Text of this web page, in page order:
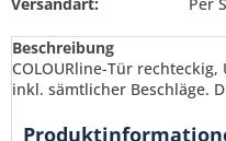
Beschreibung
COLOURline-Tür
inkl. sämtlicher Beschläge.